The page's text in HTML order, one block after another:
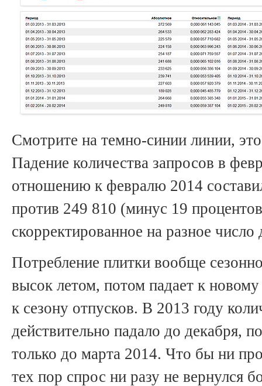
Смотрите на темно-синии линии,
Падение количества запросов в
отношению к февралю 2014
против 249 810 (минус 19
скорректированное на разное
Потребление плитки вообще
высок летом, потом падает к
к сезону отпусков. В 2013 году
действительно падало до декабря,
только до марта 2014. Что бы ни
тех пор спрос ни разу не вернулся